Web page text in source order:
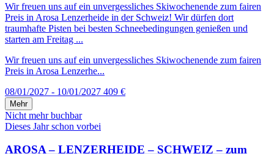
Wir freuen uns auf ein unvergessliches Skiwochenende zum fairen
Preis in Arosa Lenzerheide in der Schweiz! Wir dürfen dort
traumhafte Pisten bei besten Schneebedingungen genießen und
starten am Freitag ...
Wir freuen uns auf ein unvergessliches Skiwochenende zum fairen
Preis in Arosa Lenzerhe...
08/01/2027 - 10/01/2027 409 €
Mehr
Nicht mehr buchbar
Dieses Jahr schon vorbei
AROSA – LENZERHEIDE – SCHWEIZ – zum